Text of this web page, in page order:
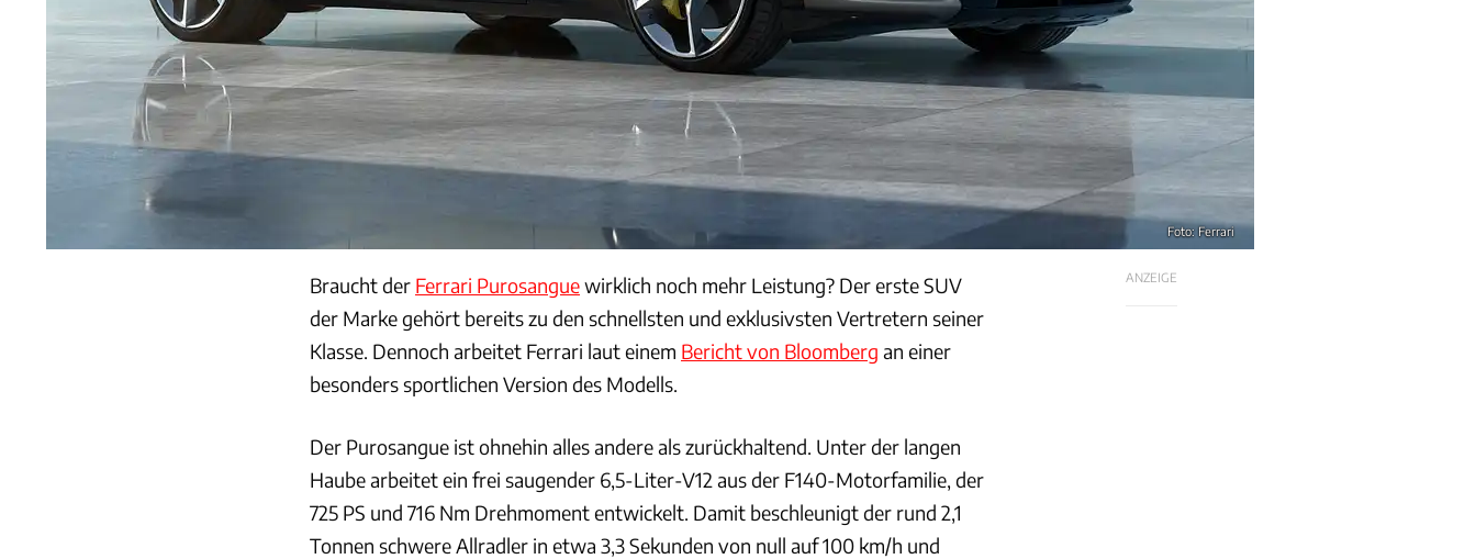
Foto: Ferrari
ANZEIGE
Braucht der Ferrari Purosanguewirklich noch mehr Leistung? Der erste SUV
der Marke gehört bereits zu den schnellsten und exklusivsten Vertretern seiner
Klasse. Dennoch arbeitet Ferrari laut einem Bericht von Bloomberg an einer
besonders sportlichen Version des Modells.
Der Purosangue ist ohnehin alles andere als zurückhaltend. Unter der langen
Haube arbeitet ein frei saugender 6,5-Liter-V12 aus der F140-Motorfamilie, der
725 PS und 716 Nm Drehmoment entwickelt. Damit beschleunigt der rund 2,1
Tonnen schwere Allradler in etwa 3,3 Sekunden von null auf 100 km/h und